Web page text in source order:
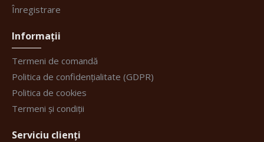
Înregistrare
Informații
Termeni de comandă
Politica de confidențialitate (GDPR)
Politica de cookies
Termeni și condiții
Serviciu clienți